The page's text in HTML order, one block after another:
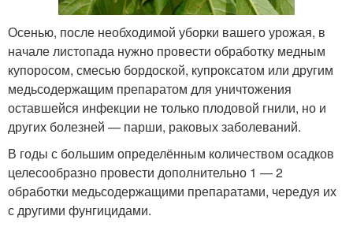
Осенью, после необходимой уборки вашего урожая, в
начале листопада нужно провести обработку медным
купоросом, смесью бордоской, купроксатом или другим
медьсодержащим препаратом для уничтожения
оставшейся инфекции не только плодовой гнили, но и
других болезней — парши, раковых заболеваний.
В годы с большим определённым количеством осадков
целесообразно провести дополнительно 1 — 2
обработки медьсодержащими препаратами, чередуя их
с другими фунгицидами.